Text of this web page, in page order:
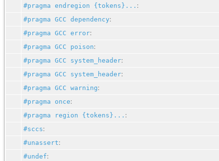
#pragma endregion {tokens}... :
#pragma GCC dependency:
#pragma GCC error:
#pragma GCC poison:
#pragma GCC system_header:
#pragma GCC system_header:
#pragma GCC warning:
#pragma once:
#pragma region {tokens}... :
#sccs:
#unassert:
#undef: